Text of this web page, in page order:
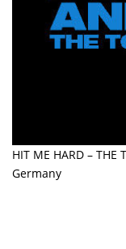
HIT ME HARD – THE
Germany